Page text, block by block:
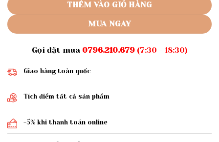
THÊM VÀO GIỎ HÀNG
MUA NGAY
Gọi đặt mua 0796.210.679(7:30 - 18:30)
Giao hàng toàn quốc
Tích điểm tất cả sản phẩm
-5% khi thanh toán online